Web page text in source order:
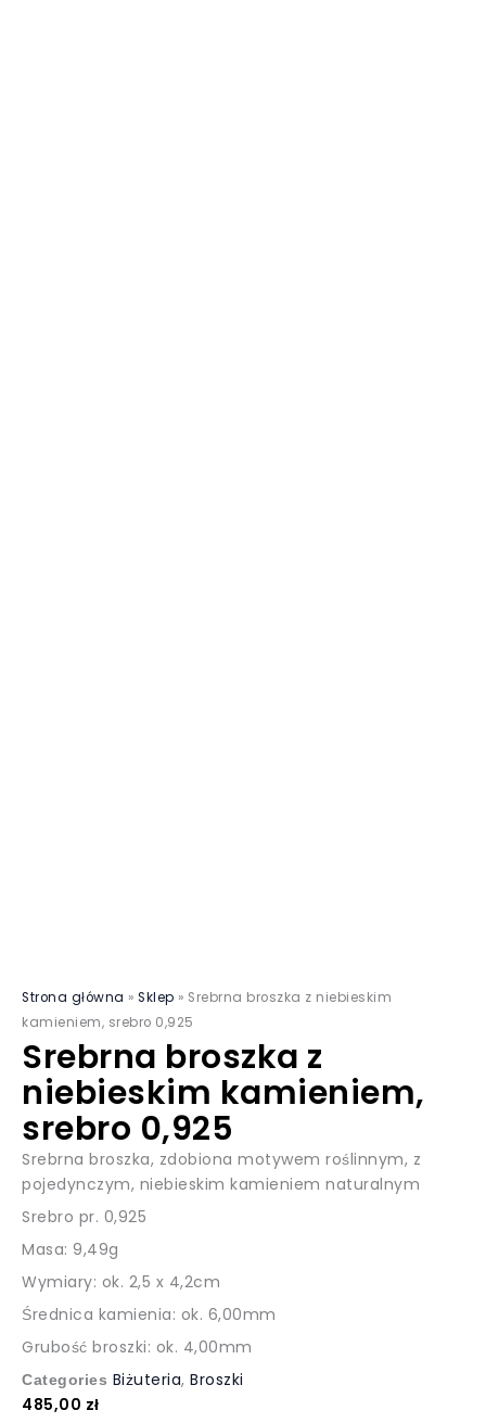
Strona główna » Sklep » Srebrna broszka z niebieskim
kamieniem, srebro 0,925
Srebrna broszka z
niebieskim kamieniem,
srebro 0,925
Srebrna broszka, zdobiona motywem roślinnym, z
pojedynczym, niebieskim kamieniem naturalnym
Srebro pr. 0,925
Masa: 9,49g
Wymiary: ok. 2,5 x 4,2cm
Średnica kamienia: ok. 6,00mm
Grubość broszki: ok. 4,00mm
Categories Biżuteria, Broszki
485,00 zł